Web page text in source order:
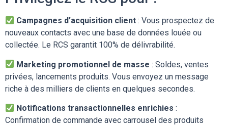
Campagnes d’acquisition client : Vous prospectez de
nouveaux contacts avec une base de données louée ou
collectée. Le RCS garantit 100% de délivrabilité.
Marketing promotionnel de masse : Soldes, ventes
privées, lancements produits. Vous envoyez un message
riche à des milliers de clients en quelques secondes.
Notifications transactionnelles enrichies :
Confirmation de commande avec carrousel des produits